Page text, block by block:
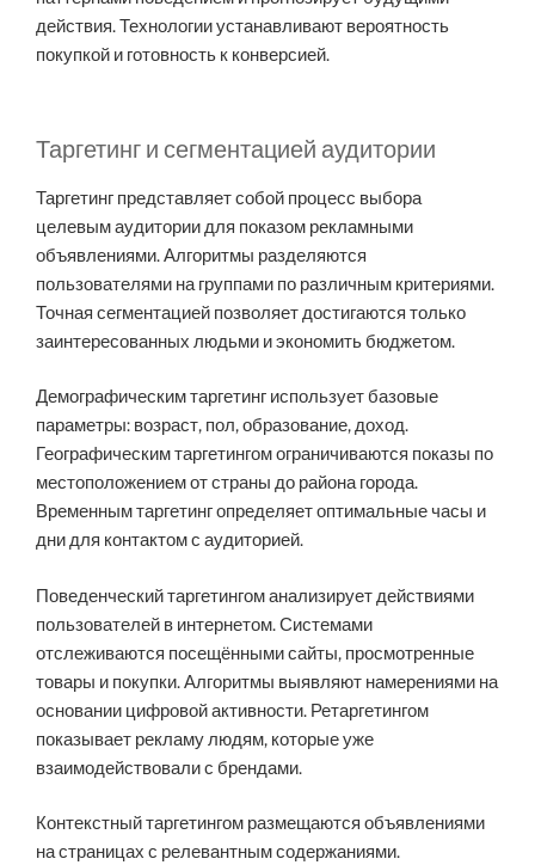
действия. Технологии устанавливают вероятность
покупкой и готовность к конверсией.
Таргетинг и сегментацией аудитории
Таргетинг представляет собой процесс выбора
целевым аудитории для показом рекламными
объявлениями. Алгоритмы разделяются
пользователями на группами по различным критериями.
Точная сегментацией позволяет достигаются только
заинтересованных людьми и экономить бюджетом.
Демографическим таргетинг использует базовые
параметры: возраст, пол, образование, доход.
Географическим таргетингом ограничиваются показы по
местоположением от страны до района города.
Временным таргетинг определяет оптимальные часы и
дни для контактом с аудиторией.
Поведенческий таргетингом анализирует действиями
пользователей в интернетом. Системами
отслеживаются посещёнными сайты, просмотренные
товары и покупки. Алгоритмы выявляют намерениями на
основании цифровой активности. Ретаргетингом
показывает рекламу людям, которые уже
взаимодействовали с брендами.
Контекстный таргетингом размещаются объявлениями
на страницах с релевантным содержаниями.